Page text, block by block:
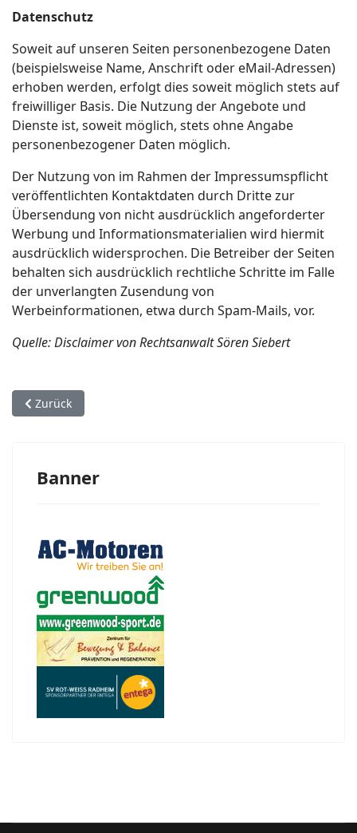
Datenschutz
Soweit auf unseren Seiten personenbezogene Daten
(beispielsweise Name, Anschrift oder eMail-Adressen)
erhoben werden, erfolgt dies soweit möglich stets auf
freiwilliger Basis. Die Nutzung der Angebote und
Dienste ist, soweit möglich, stets ohne Angabe
personenbezogener Daten möglich.
Der Nutzung von im Rahmen der Impressumspflicht
veröffentlichten Kontaktdaten durch Dritte zur
Übersendung von nicht ausdrücklich angeforderter
Werbung und Informationsmaterialien wird hiermit
ausdrücklich widersprochen. Die Betreiber der Seiten
behalten sich ausdrücklich rechtliche Schritte im Falle
der unverlangten Zusendung von
Werbeinformationen, etwa durch Spam-Mails, vor.
Quelle: Disclaimer von Rechtsanwalt Sören Siebert
Vorheriger Beitrag: UNDER CONSTRUCTION
Zurück
Banner